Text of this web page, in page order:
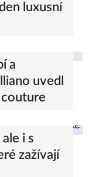
luxusní
a
uvedl
couture
i s
zažívají